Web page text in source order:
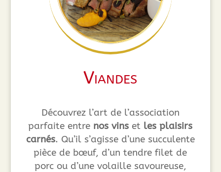
Viandes
Découvrez l’art de l’association
parfaite entre nos vins et les plaisirs
carnés. Qu’il s’agisse d’une succulente
pièce de bœuf, d’un tendre filet de
porc ou d’une volaille savoureuse,